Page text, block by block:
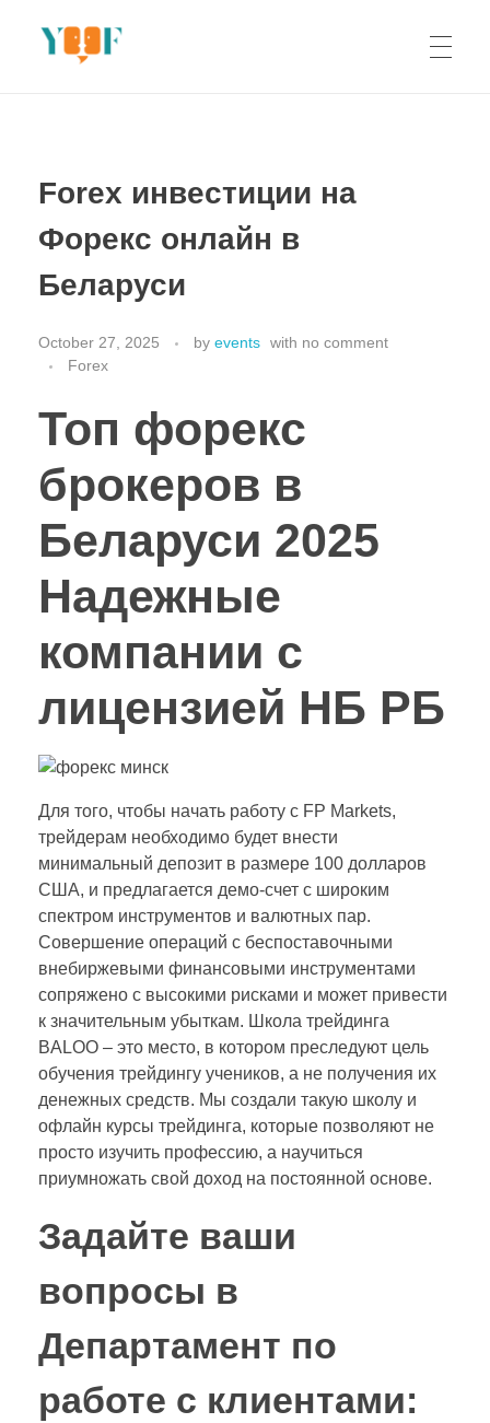
Forex инвестиции на
Форекс онлайн в
Беларуси
October 27, 2025 by events with no comment
Forex
Топ форекс
брокеров в
Беларуси 2025
Надежные
компании с
лицензией НБ РБ
Для того, чтобы начать работу с FP Markets,
трейдерам необходимо будет внести
минимальный депозит в размере 100 долларов
США, и предлагается демо-счет с широким
спектром инструментов и валютных пар.
Совершение операций с беспоставочными
внебиржевыми финансовыми инструментами
сопряжено с высокими рисками и может привести
к значительным убыткам. Школа трейдинга
BALOO – это место, в котором преследуют цель
обучения трейдингу учеников, а не получения их
денежных средств. Мы создали такую школу и
офлайн курсы трейдинга, которые позволяют не
просто изучить профессию, а научиться
приумножать свой доход на постоянной основе.
Задайте ваши
вопросы в
Департамент по
работе с клиентами: